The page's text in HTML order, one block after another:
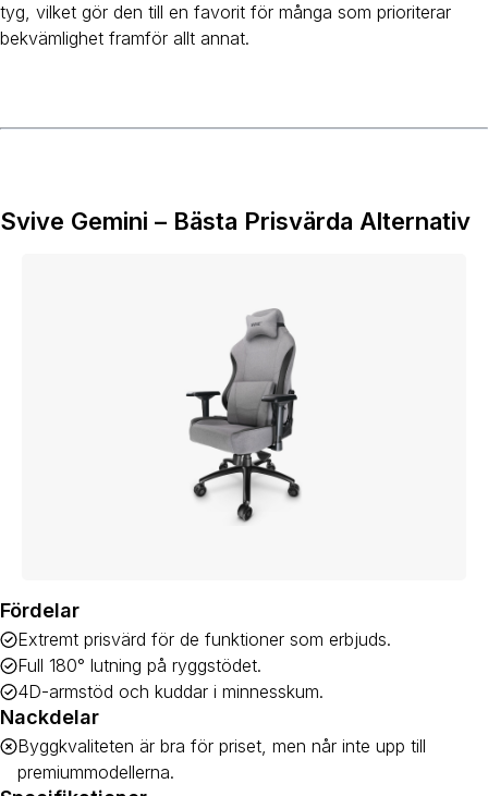
tyg, vilket gör den till en favorit för många som prioriterar
bekvämlighet framför allt annat.
Svive Gemini – Bästa Prisvärda Alternativ
Fördelar
Extremt prisvärd för de funktioner som erbjuds.
Full 180° lutning på ryggstödet.
4D-armstöd och kuddar i minnesskum.
Nackdelar
Byggkvaliteten är bra för priset, men når inte upp till
premiummodellerna.